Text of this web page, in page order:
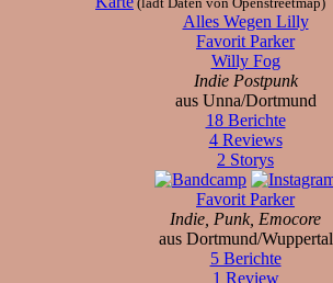
Alles Wegen Lilly
Favorit Parker
Willy Fog
Indie Postpunk
aus Unna/Dortmund
18 Berichte
4 Reviews
2 Storys
Favorit Parker
Indie, Punk, Emocore
aus Dortmund/Wuppertal
5 Berichte
1 Review